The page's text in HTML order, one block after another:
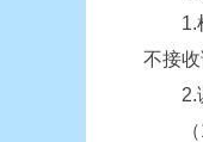
1.根
不接收
2.调
（1